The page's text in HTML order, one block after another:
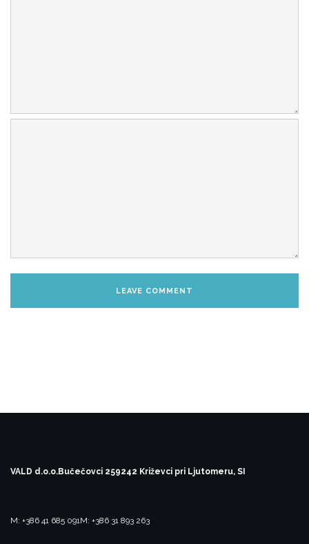
VALD d.o.o.Bučečovci 259242 Križevci pri Ljutomeru, SI
M: +386 41 685 091M: +386 31 893 263